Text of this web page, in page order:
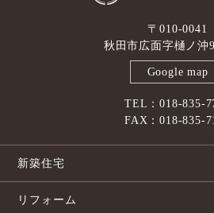
〒010-0041
秋田市広面字樋ノ沖
Google map
TEL：018-835-
FAX：018-835-
新築住宅
リフォーム